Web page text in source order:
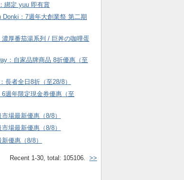
綁定 yuu 即有賞
Donki：7週年大創業祭 第二期
濃厚番茄湯系列 / 巨丼の咖哩蛋
：自家品牌商品 8折優惠（至
長者全日8折（至28/8）
6週年限定現金券優惠（至
場最新優惠（8/8）
場最新優惠（8/8）
優惠（8/8）
Recent 1-30, total: 105106. >>